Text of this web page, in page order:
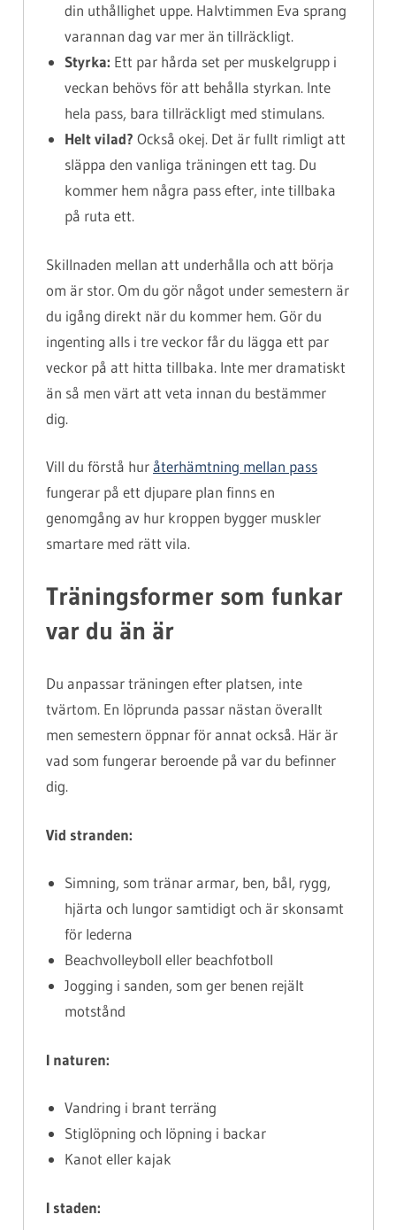
din uthållighet uppe. Halvtimmen Eva sprang
varannan dag var mer än tillräckligt.
Styrka: Ett par hårda set per muskelgrupp i
veckan behövs för att behålla styrkan. Inte
hela pass, bara tillräckligt med stimulans.
Helt vilad? Också okej. Det är fullt rimligt att
släppa den vanliga träningen ett tag. Du
kommer hem några pass efter, inte tillbaka
på ruta ett.
Skillnaden mellan att underhålla och att börja
om är stor. Om du gör något under semestern är
du igång direkt när du kommer hem. Gör du
ingenting alls i tre veckor får du lägga ett par
veckor på att hitta tillbaka. Inte mer dramatiskt
än så men värt att veta innan du bestämmer
dig.
Vill du förstå huråterhämtning mellan pass
fungerar på ett djupare plan finns en
genomgång av hur kroppen bygger muskler
smartare med rätt vila.
Träningsformer som funkar
var du än är
Du anpassar träningen efter platsen, inte
tvärtom. En löprunda passar nästan överallt
men semestern öppnar för annat också. Här är
vad som fungerar beroende på var du befinner
dig.
Vid stranden:
Simning, som tränar armar, ben, bål, rygg,
hjärta och lungor samtidigt och är skonsamt
för lederna
Beachvolleyboll eller beachfotboll
Jogging i sanden, som ger benen rejält
motstånd
I naturen:
Vandring i brant terräng
Stiglöpning och löpning i backar
Kanot eller kajak
I staden: